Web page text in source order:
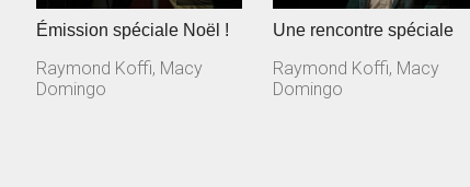
Émission spéciale Noël !
Raymond Koffi, Macy
Domingo
Une rencontre spéciale
Raymond Koffi, Macy
Domingo